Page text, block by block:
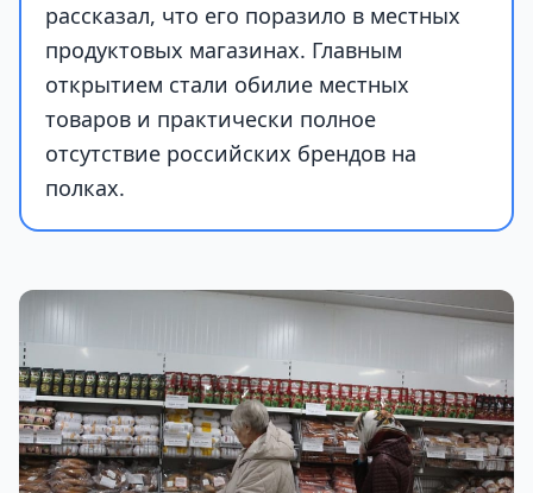
рассказал, что его поразило в местных
продуктовых магазинах. Главным
открытием стали обилие местных
товаров и практически полное
отсутствие российских брендов на
полках.